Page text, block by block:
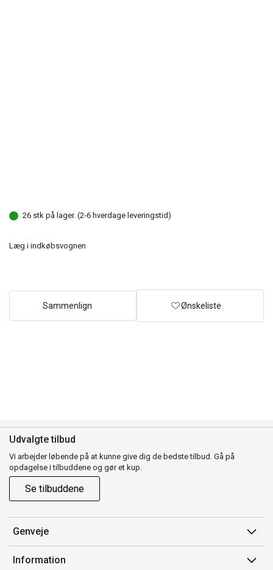
26 stk på lager. (2-6 hverdage leveringstid)
Læg i indkøbsvognen
Sammenlign Ønskeliste
Udvalgte tilbud
Vi arbejder løbende på at kunne give dig de bedste tilbud. Gå på
opdagelse i tilbuddene og gør et kup.
Se tilbuddene
Genveje
Min side
Information